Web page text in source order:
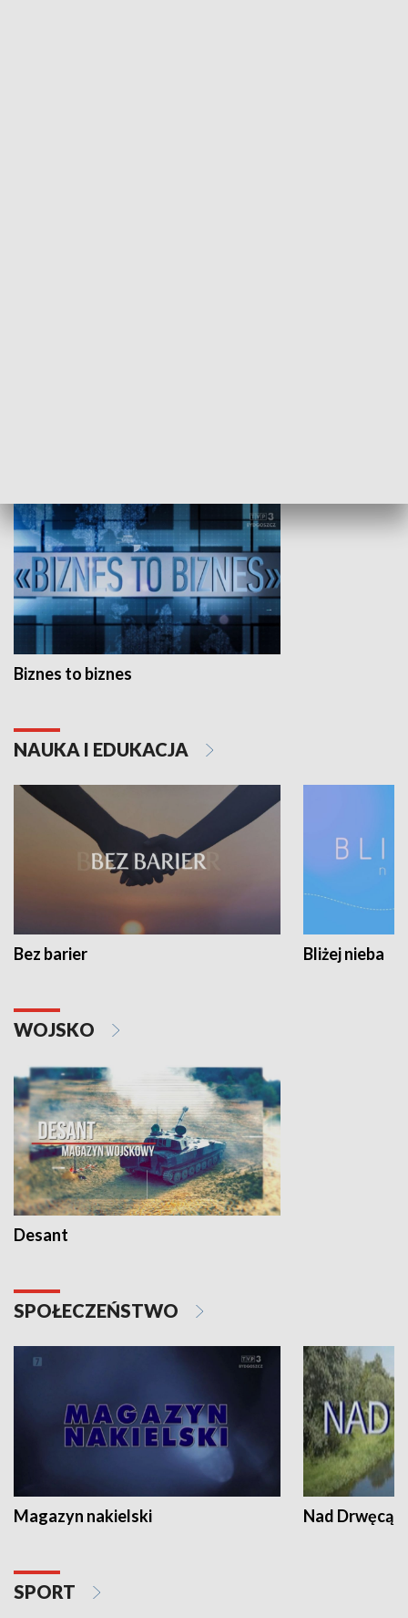
Biznes to biznes
NAUKA I EDUKACJA
Bez barier Bliżej nieba
WOJSKO
Desant
SPOŁECZEŃSTWO
Magazyn nakielski Nad Drwęcą
SPORT